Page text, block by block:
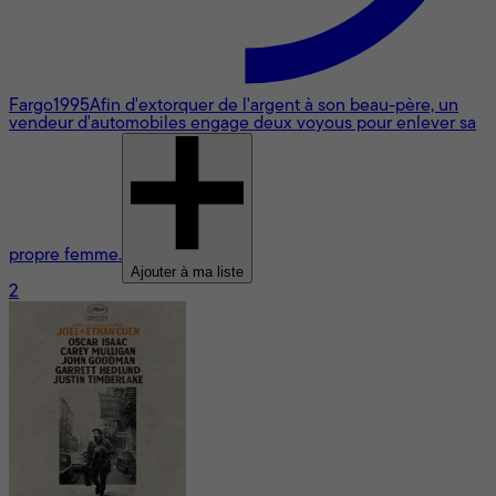
Fargo1995Afin d'extorquer de l'argent à son beau-père, un
vendeur d'automobiles engage deux voyous pour enlever sa
propre femme.
Ajouter à ma liste
2